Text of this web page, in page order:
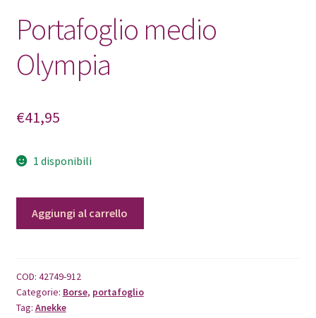
Portafoglio medio
Olympia
€41,95
1 disponibili
medio
Aggiungi al carrello
COD: 42749-912
Categorie: Borse, portafoglio
Tag: Anekke